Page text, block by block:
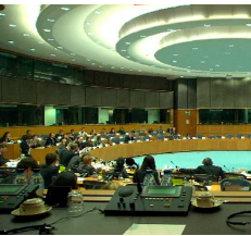
berlin
nord
wahrheit
verlag
verlag